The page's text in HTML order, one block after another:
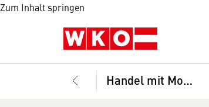
Zum Inhalt springen
Handel mit Mode und Freizeitartikeln, Bundesgremium